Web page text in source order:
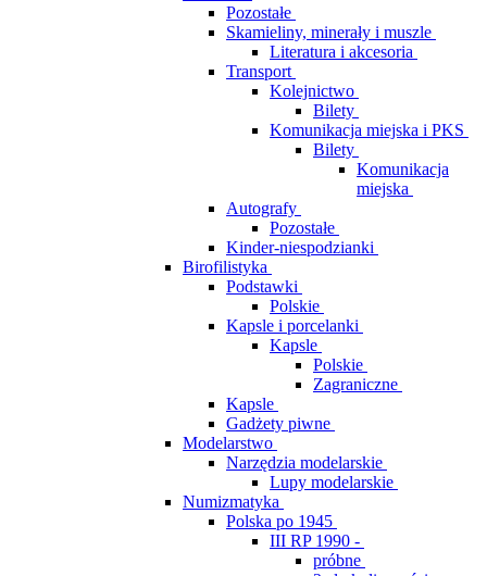
Pozostałe
Skamieliny, minerały i muszle
Literatura i akcesoria
Transport
Kolejnictwo
Bilety
Komunikacja miejska i PKS
Bilety
Komunikacja
miejska
Autografy
Pozostałe
Kinder-niespodzianki
Birofilistyka
Podstawki
Polskie
Kapsle i porcelanki
Kapsle
Polskie
Zagraniczne
Kapsle
Gadżety piwne
Modelarstwo
Narzędzia modelarskie
Lupy modelarskie
Numizmatyka
Polska po 1945
III RP 1990 -
próbne